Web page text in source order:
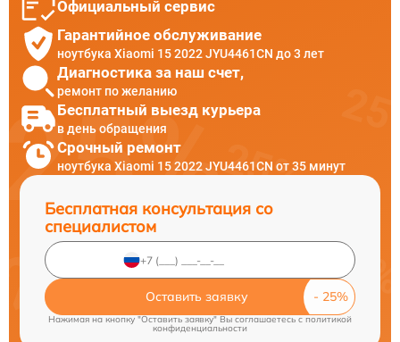
Официальный сервис
Гарантийное обслуживание
ноутбука Xiaomi 15 2022 JYU4461CN до 3 лет
Диагностика за наш счет,
ремонт по желанию
Бесплатный выезд курьера
в день обращения
Срочный ремонт
ноутбука Xiaomi 15 2022 JYU4461CN от 35 минут
Бесплатная консультация со
специалистом
Оставить заявку
Нажимая на кнопку "Оставить заявку" Вы соглашаетесь cполитикой
конфиденциальности